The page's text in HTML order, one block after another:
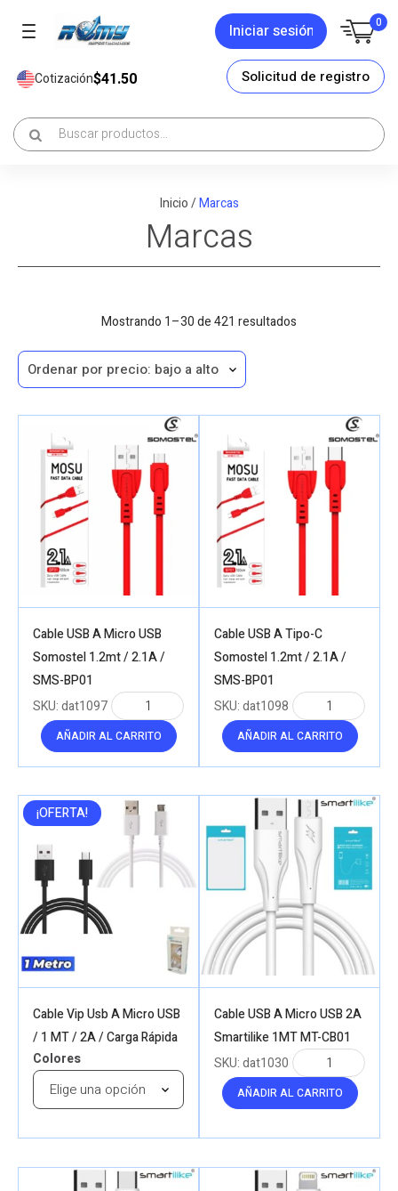
Iniciar sesión 0
Cotización$41.50 Solicitud de registro
Inicio/Marcas
Marcas
Mostrando 1–30 de 421 resultados
Cable USB A Micro USB
Somostel 1.2mt / 2.1A /
SMS-BP01
AÑADIR AL CARRITO
SKU:dat1097
Cable USB A Tipo-C
Somostel 1.2mt / 2.1A /
SMS-BP01
AÑADIR AL CARRITO
SKU:dat1098
¡OFERTA!
Cable Vip Usb A Micro USB
/ 1 MT / 2A / Carga Rápida
Colores
Cable USB A Micro USB 2A
Smartilike 1MT MT-CB01
AÑADIR AL CARRITO
SKU:dat1030